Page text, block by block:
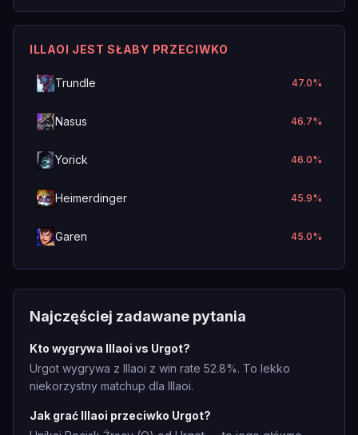
ILLAOI JEST SŁABY PRZECIWKO
Trundle 47.0%
Nasus 46.7%
Yorick 46.0%
Heimerdinger 45.9%
Garen 45.0%
Najczęściej zadawane pytania
Kto wygrywa Illaoi vs Urgot?
Urgot wygrywa z Illaoi z win rate 52.8%. To lekko
niekorzystny matchup dla Illaoi.
Jak grać Illaoi przeciwko Urgot?